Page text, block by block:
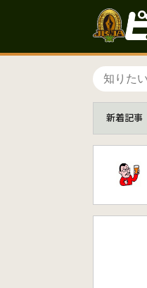
新着記事